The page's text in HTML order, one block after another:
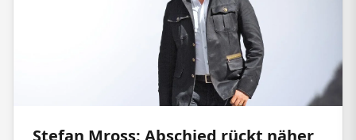
Stefan Mross: Abschied rückt näher